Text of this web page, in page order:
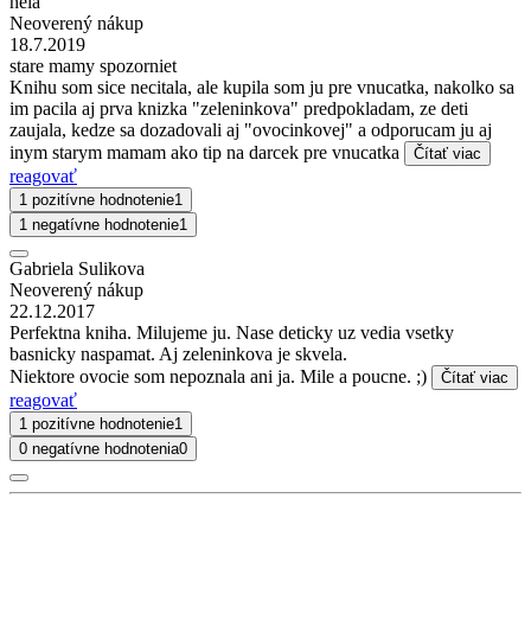
Neoverený nákup
18.7.2019
stare mamy spozorniet
Knihu som sice necitala, ale kupila som ju pre vnucatka, nakolko sa
im pacila aj prva knizka "zeleninkova" predpokladam, ze deti
zaujala, kedze sa dozadovali aj "ovocinkovej" a odporucam ju aj
inym starym mamam ako tip na darcek pre vnucatka
Čítať viac
reagovať
1 pozitívne hodnotenie1
1 negatívne hodnotenie1
Gabriela Sulikova
Neoverený nákup
22.12.2017
Perfektna kniha. Milujeme ju. Nase deticky uz vedia vsetky
basnicky naspamat. Aj zeleninkova je skvela.
Niektore ovocie som nepoznala ani ja. Mile a poucne. ;)
Čítať viac
reagovať
1 pozitívne hodnotenie1
0 negatívne hodnotenia0